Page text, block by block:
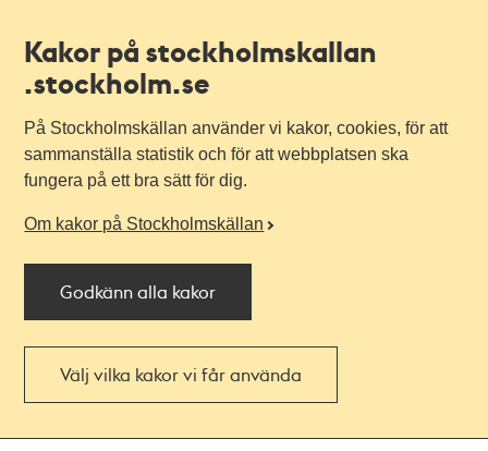
Kakor på stockholmskallan
.stockholm.se
På Stockholmskällan använder vi kakor, cookies, för att
sammanställa statistik och för att webbplatsen ska
fungera på ett bra sätt för dig.
Om kakor på Stockholmskällan
Godkänn alla kakor
Välj vilka kakor vi får använda